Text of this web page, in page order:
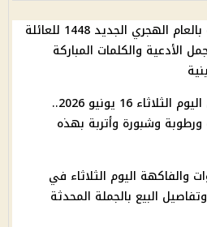
رسائل تهنئة بالعام الهجري الجديد 1448 للعائلة
الأدعية والكلمات المباركة
حالة الطقس اليوم الثلاثاء 16 يونيو 2026..
ورطوبة وشبورة وأتربة بهذه
والفاكهة اليوم الثلاثاء في
البيع بالجملة المحدثة